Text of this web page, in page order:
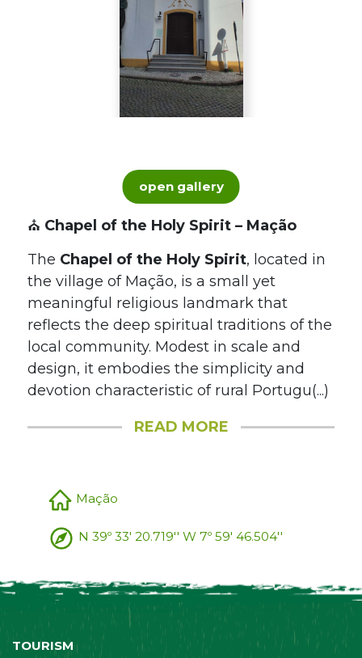
open gallery
⛪ Chapel of the Holy Spirit – Mação
The Chapel of the Holy Spirit, located in
the village of Mação, is a small yet
meaningful religious landmark that
reflects the deep spiritual traditions of the
local community. Modest in scale and
design, it embodies the simplicity and
devotion characteristic of rural Portugu(...)
READ MORE
Mação
N 39º 33' 20.719'' W 7º 59' 46.504''
TOURISM